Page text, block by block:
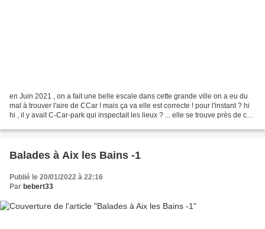
en Juin 2021 , on a fait une belle escale dans cette grande ville on a eu du
mal à trouver l'aire de CCar ! mais ça va elle est correcte ! pour l'instant ? hi
hi , il y avait C-Car-park qui inspectait les lieux ? ... elle se trouve près de ce
Balades à Aix les Bains -1
Publié le 20/01/2022 à 22:16
Par bebert33